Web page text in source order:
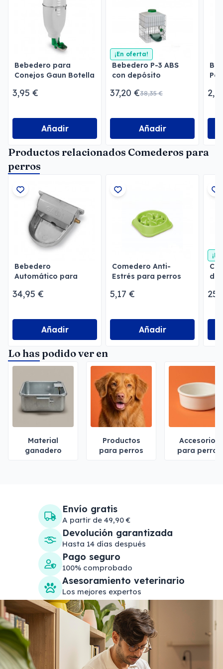
Bebedero para
Conejos Gaun Botella
3,95 €
Añadir
¡En oferta!
Bebedero P-3 ABS
con depósito
37,20 €38,35 €
Añadir
Productos relacionados Comederos para
perros
Bebedero
Automático para
34,95 €
Añadir
Comedero Anti-
Estrés para perros
5,17 €
Añadir
de
Lo has podido ver en
Material
ganadero
Productos
para perros
Accesorios
para perros
Envío gratis
A partir de 49,90 €
Devolución garantizada
Hasta 14 días después
Pago seguro
100% comprobado
Asesoramiento veterinario
Los mejores expertos